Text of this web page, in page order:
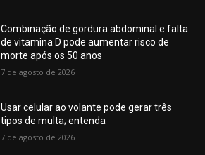
Combinação de gordura abdominal e falta
de vitamina D pode aumentar risco de
morte após os 50 anos
7 de agosto de 2026
Usar celular ao volante pode gerar três
tipos de multa; entenda
7 de agosto de 2026